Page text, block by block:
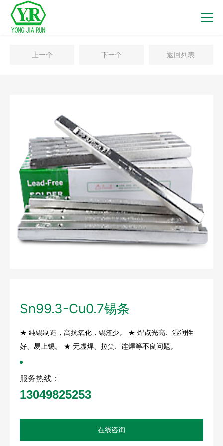
上一个 下一个 返回列表
Sn99.3-Cu0.7锡条
★ 纯锡制造，高抗氧化，锡渣少。 ★ 焊点光亮、湿润性
好、易上锡。 ★ 无虚焊、拉尖、连焊等不良问题。
服务热线：
13049825253
在线咨询